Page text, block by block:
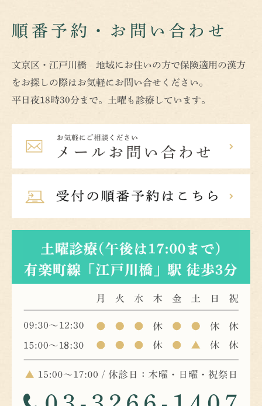
順番予約・お問い合わせ
文京区・江戸川橋 地域にお住いの方で保険適用の漢方
をお探しの際はお気軽にお問い合せください。
平日夜18時30分まで。土曜も診療しています。